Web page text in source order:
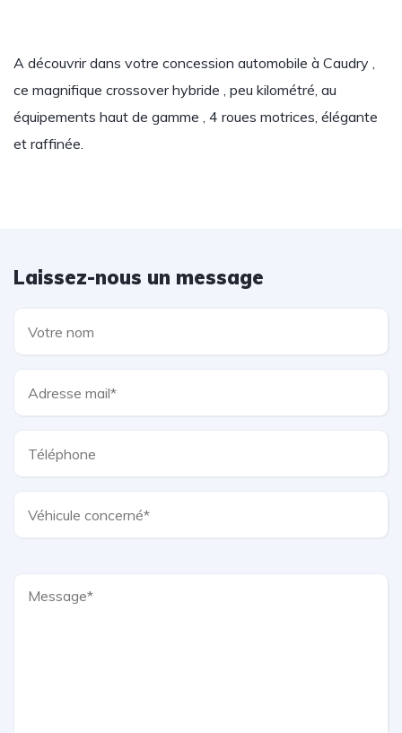
A découvrir dans votre concession automobile à Caudry ,
ce magnifique crossover hybride , peu kilométré, au
équipements haut de gamme , 4 roues motrices, élégante
et raffinée.
Laissez-nous un message